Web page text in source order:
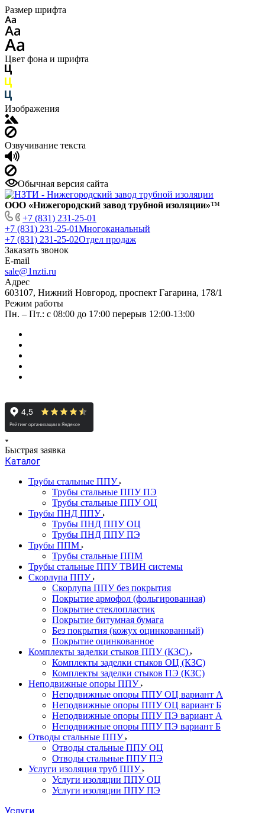
Размер шрифта
Цвет фона и шрифта
Изображения
Озвучивание текста
Обычная версия сайта
ООО «Нижегородский завод трубной изоляции»™
+7 (831) 231-25-01
+7 (831) 231-25-01Многоканальный
+7 (831) 231-25-02Отдел продаж
Заказать звонок
E-mail
sale@1nzti.ru
Адрес
603107, Нижний Новгород, проспект Гагарина, 178/1
Режим работы
Пн. – Пт.: с 08:00 до 17:00 перерыв 12:00-13:00
Быстрая заявка
Каталог
Трубы стальные ППУ
Трубы стальные ППУ ПЭ
Трубы стальные ППУ ОЦ
Трубы ПНД ППУ
Трубы ПНД ППУ ОЦ
Трубы ПНД ППУ ПЭ
Трубы ППМ
Трубы стальные ППМ
Трубы стальные ППУ ТВИН системы
Скорлупа ППУ
Скорлупа ППУ без покрытия
Покрытие армофол (фольгированная)
Покрытие стеклопластик
Покрытие битумная бумага
Без покрытия (кожух оцинкованный)
Покрытие оцинкованное
Комплекты заделки стыков ППУ (КЗС)
Комплекты заделки стыков ОЦ (КЗС)
Комплекты заделки стыков ПЭ (КЗС)
Неподвижные опоры ППУ
Неподвижные опоры ППУ ОЦ вариант А
Неподвижные опоры ППУ ОЦ вариант Б
Неподвижные опоры ППУ ПЭ вариант А
Неподвижные опоры ППУ ПЭ вариант Б
Отводы стальные ППУ
Отводы стальные ППУ ОЦ
Отводы стальные ППУ ПЭ
Услуги изоляция труб ППУ
Услуги изоляции ППУ ОЦ
Услуги изоляции ППУ ПЭ